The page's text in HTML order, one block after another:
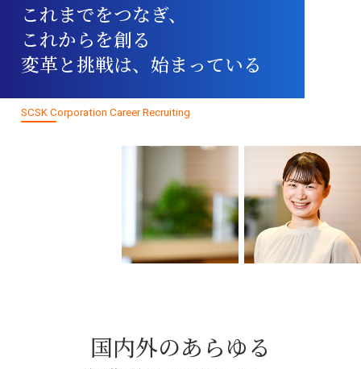
座談会
制度・福利厚生を知る
これまでをつなぎ、
これからを創る
変革と挑戦は、始まっている
SCSK Corporation Career Recruiting
国内外のあらゆる